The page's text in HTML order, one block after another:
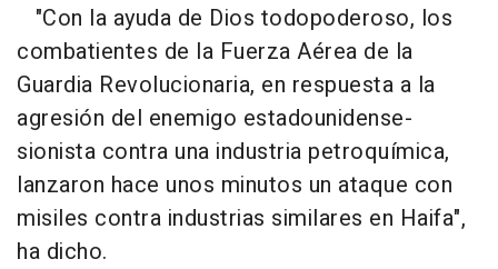
"Con la ayuda de Dios todopoderoso, los
combatientes de la Fuerza Aérea de la
Guardia Revolucionaria, en respuesta a la
agresión del enemigo estadounidense-
sionista contra una industria petroquímica,
lanzaron hace unos minutos un ataque con
misiles contra industrias similares en Haifa",
ha dicho.